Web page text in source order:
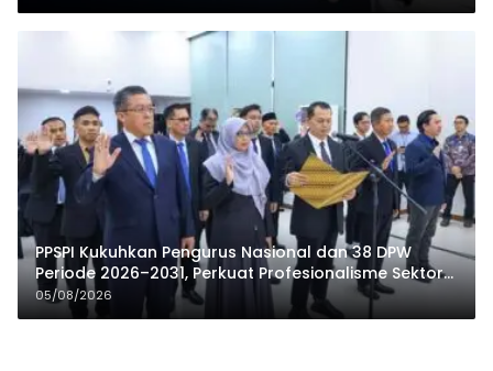
PPSPI Kukuhkan Pengurus Nasional dan 38 DPW
Periode 2026–2031, Perkuat Profesionalisme Sektor
Publik
05/08/2026